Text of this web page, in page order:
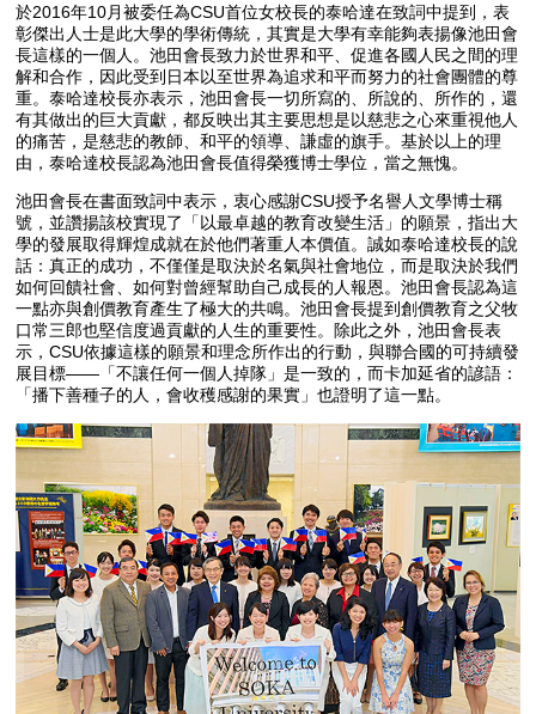
於2016年10月被委任為CSU首位女校長的泰哈達在致詞中提到，表
彰傑出人士是此大學的學術傳統，其實是大學有幸能夠表揚像池田會
長這樣的一個人。池田會長致力於世界和平、促進各國人民之間的理
解和合作，因此受到日本以至世界為追求和平而努力的社會團體的尊
重。泰哈達校長亦表示，池田會長一切所寫的、所說的、所作的，還
有其做出的巨大貢獻，都反映出其主要思想是以慈悲之心來重視他人
的痛苦，是慈悲的教師、和平的領導、謙虛的旗手。基於以上的理
由，泰哈達校長認為池田會長值得榮獲博士學位，當之無愧。
池田會長在書面致詞中表示，衷心感謝CSU授予名譽人文學博士稱
號，並讚揚該校實現了「以最卓越的教育改變生活」的願景，指出大
學的發展取得輝煌成就在於他們著重人本價值。誠如泰哈達校長的說
話：真正的成功，不僅僅是取決於名氣與社會地位，而是取決於我們
如何回饋社會、如何對曾經幫助自己成長的人報恩。池田會長認為這
一點亦與創價教育產生了極大的共鳴。池田會長提到創價教育之父牧
口常三郎也堅信度過貢獻的人生的重要性。除此之外，池田會長表
示，CSU依據這樣的願景和理念所作出的行動，與聯合國的可持續發
展目標——「不讓任何一個人掉隊」是一致的，而卡加延省的諺語：
「播下善種子的人，會收穫感謝的果實」也證明了這一點。